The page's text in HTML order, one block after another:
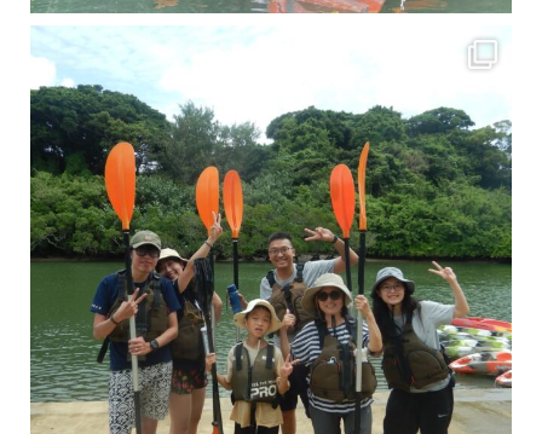
梅雨真っ只中の沖縄ですが 今日もカンカンに晴れてくれました！！
今日は満潮だっ